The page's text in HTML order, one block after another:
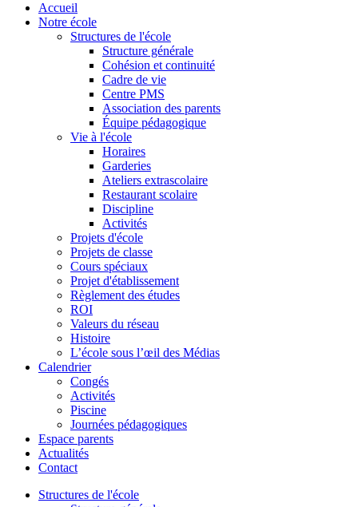
Accueil
Notre école
Structures de l'école
Structure générale
Cohésion et continuité
Cadre de vie
Centre PMS
Association des parents
Équipe pédagogique
Vie à l'école
Horaires
Garderies
Ateliers extrascolaire
Restaurant scolaire
Discipline
Activités
Projets d'école
Projets de classe
Cours spéciaux
Projet d'établissement
Règlement des études
ROI
Valeurs du réseau
Histoire
L’école sous l’œil des Médias
Calendrier
Congés
Activités
Piscine
Journées pédagogiques
Espace parents
Actualités
Contact
Structures de l'école